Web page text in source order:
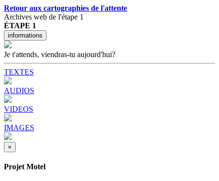
Retour aux cartographies de l'attente
Archives web de l'étape 1
ÉTAPE 1
informations
Je t'attends, viendras-tu aujourd'hui?
TEXTES
AUDIOS
VIDEOS
IMAGES
×
Projet Motel